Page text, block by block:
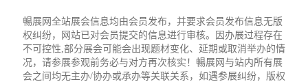
暢展网全站展会信息均由会员发布，并要求会员发布信息无版
权纠纷，网站已对会员提交的信息进行审核。因办展过程存在
不可控性,部分展会可能会出现题材变化、延期或取消举办的情
况，请参展参观前务必与对方再次核实！暢展网与站内所有展
会之间均无主办/协办或承办等关联关系，如遇参展纠纷，版权